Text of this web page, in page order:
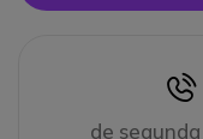
de